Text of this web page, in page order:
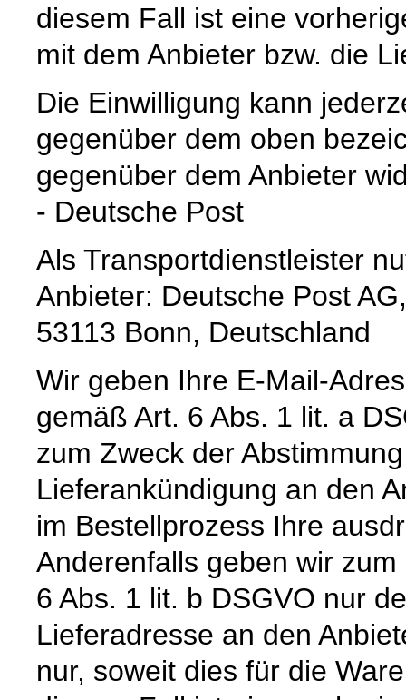
diesem Fall ist eine
mit dem Anbieter bzw. die
Die Einwilligung kann
gegenüber dem oben
gegenüber dem Anbieter
- Deutsche Post
Als Transportdienstleister
Anbieter: Deutsche Post
53113 Bonn, Deutschland
Wir geben Ihre E-Mail-
gemäß Art. 6 Abs. 1 lit. a
zum Zweck der
Lieferankündigung an den
im Bestellprozess Ihre
Anderenfalls geben wir
6 Abs. 1 lit. b DSGVO nur
Lieferadresse an den
nur, soweit dies für die